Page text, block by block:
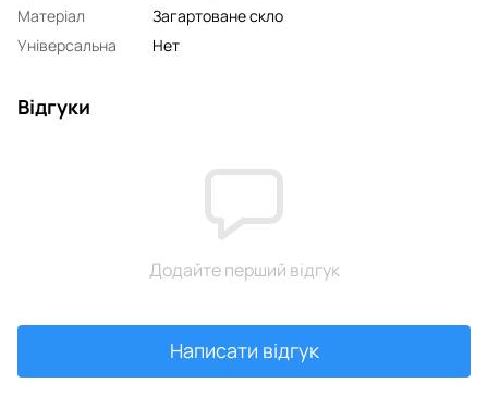
Матеріал
Загартоване скло
Універсальна
Нет
Відгуки
Додайте перший відгук
Написати відгук